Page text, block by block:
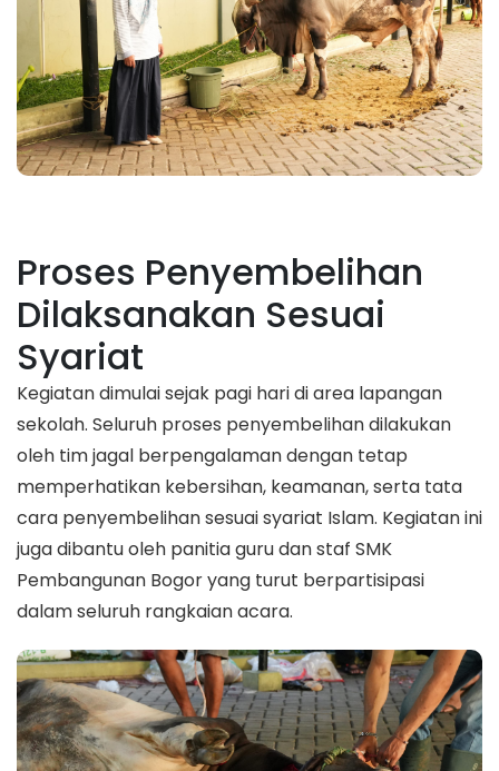
Proses Penyembelihan
Dilaksanakan Sesuai
Syariat
Kegiatan dimulai sejak pagi hari di area lapangan
sekolah. Seluruh proses penyembelihan dilakukan
oleh tim jagal berpengalaman dengan tetap
memperhatikan kebersihan, keamanan, serta tata
cara penyembelihan sesuai syariat Islam. Kegiatan ini
juga dibantu oleh panitia guru dan staf SMK
Pembangunan Bogor yang turut berpartisipasi
dalam seluruh rangkaian acara.